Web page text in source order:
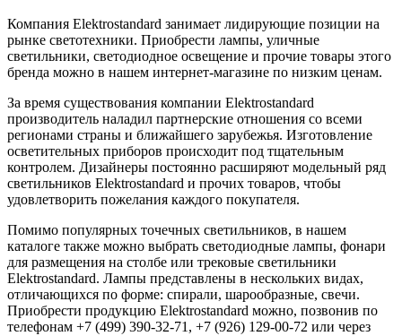
Компания Elektrostandard занимает лидирующие позиции на
рынке светотехники. Приобрести лампы, уличные
светильники, светодиодное освещение и прочие товары этого
бренда можно в нашем интернет-магазине по низким ценам.
За время существования компании Elektrostandard
производитель наладил партнерские отношения со всеми
регионами страны и ближайшего зарубежья. Изготовление
осветительных приборов происходит под тщательным
контролем. Дизайнеры постоянно расширяют модельный ряд
светильников Elektrostandard и прочих товаров, чтобы
удовлетворить пожелания каждого покупателя.
Помимо популярных точечных светильников, в нашем
каталоге также можно выбрать светодиодные лампы, фонари
для размещения на столбе или трековые светильники
Elektrostandard. Лампы представлены в нескольких видах,
отличающихся по форме: спирали, шарообразные, свечи.
Приобрести продукцию Elektrostandard можно, позвонив по
телефонам +7 (499) 390-32-71, +7 (926) 129-00-72 или через